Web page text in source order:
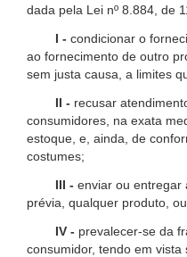
dada pela Lei nº 8.884, de
I - condicionar o
ao fornecimento de outro
sem justa causa, a limites
II - recusar
consumidores, na exata
estoque, e, ainda, de
costumes;
III - enviar ou entregar
prévia, qualquer produto,
IV - prevalecer-se da
consumidor, tendo em